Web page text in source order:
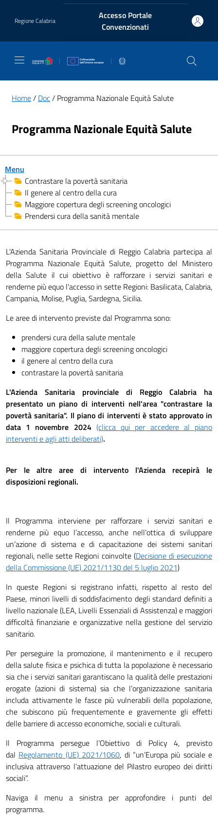
Regione Calabria
Accesso Portale
Convenzionati
Home/ Doc/ Programma Nazionale Equità Salute
Programma Nazionale Equità Salute
Menu
Contrastare la povertà sanitaria
Il genere al centro della cura
Maggiore copertura degli screening oncologici
Prendersi cura della sanità mentale
L'Azienda Sanitaria Provinciale di Reggio Calabria partecipa al
Programma Nazionale Equità Salute, progetto del Ministero
della Salute il cui obiettivo è rafforzare i servizi sanitari e
renderne più equo l'accesso in sette Regioni: Basilicata, Calabria,
Campania, Molise, Puglia, Sardegna, Sicilia.
Le aree di intervento previste dal Programma sono:
prendersi cura della salute mentale
maggiore copertura degli screening oncologici
il genere al centro della cura
contrastare la povertà sanitaria
L'Azienda Sanitaria provinciale di Reggio Calabria ha
presentato un piano di interventi nell'area "contrastare la
povertà sanitaria". Il piano di interventi è stato approvato in
data 1 novembre 2024 (clicca qui per accedere al piano
interventi e agli atti deliberati).
Per le altre aree di intervento l'Azienda recepirà le
disposizioni regionali.
Il Programma interviene per rafforzare i servizi sanitari e
renderne più equo l’accesso, anche nell’ottica di sviluppare
un’azione di sistema e di capacitazione dei sistemi sanitari
regionali, nelle sette Regioni coinvolte (Decisione di esecuzione
della Commissione (UE) 2021/1130 del 5 luglio 2021)
In queste Regioni si registrano infatti, rispetto al resto del
Paese, minori livelli di soddisfacimento degli standard definiti a
livello nazionale (LEA, Livelli Essenziali di Assistenza) e maggiori
difficoltà finanziarie e organizzative nella gestione del servizio
sanitario.
Per perseguire la promozione, il mantenimento e il recupero
della salute fisica e psichica di tutta la popolazione è necessario
sia che i servizi sanitari garantiscano la qualità delle prestazioni
erogate (azioni di sistema) sia che l’organizzazione sanitaria
includa attivamente le fasce più vulnerabili della popolazione,
che subiscono più frequentemente e gravemente gli effetti
delle barriere di accesso economiche, sociali e culturali.
Il Programma persegue l’Obiettivo di Policy 4, previsto
dal Regolamento (UE) 2021/1060, di “un’Europa più sociale e
inclusiva attraverso l’attuazione del Pilastro europeo dei diritti
sociali”.
Naviga il menu a sinistra per approfondire i punti del
programma.